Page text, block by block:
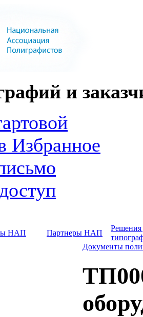
и
Избранное
НАП Партнеры НАП
Решения
Документы